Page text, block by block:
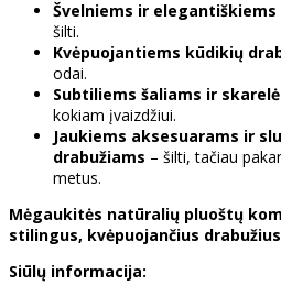
Švelniems ir
šilti.
Kvėpuojantiems kūdikių
odai.
Subtiliems šaliams ir
kokiam įvaizdžiui.
Jaukiems aksesuarams ir
drabužiams – šilti, tačiau
metus.
Mėgaukitės natūralių pluoštų
stilingus, kvėpuojančius
Siūlų informacija: